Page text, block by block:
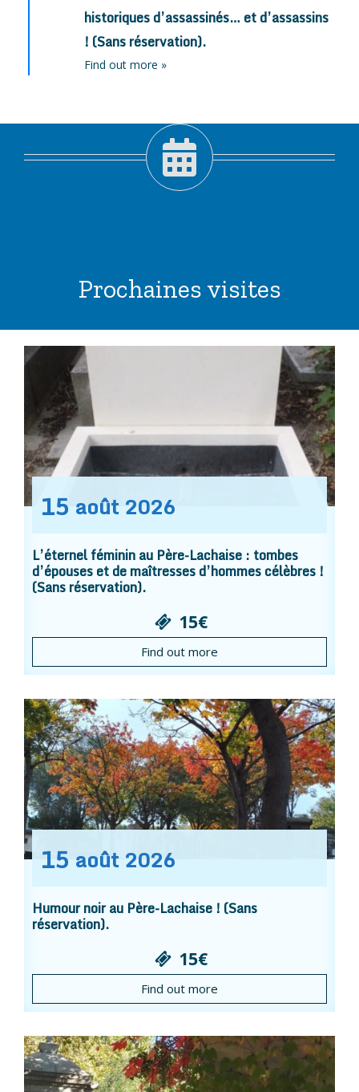
historiques d’assassinés… et d’assassins
! (Sans réservation).
Find out more »
Prochaines visites
15 août 2026
L’éternel féminin au Père-Lachaise : tombes
d’épouses et de maîtresses d’hommes célèbres !
(Sans réservation).
15€
Find out more
15 août 2026
Humour noir au Père-Lachaise ! (Sans
réservation).
15€
Find out more